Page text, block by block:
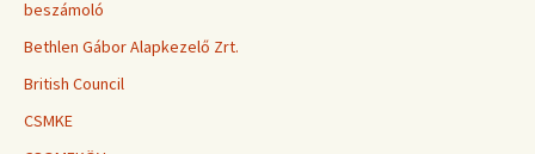
beszámoló
Bethlen Gábor Alapkezelő Zrt.
British Council
CSMKE